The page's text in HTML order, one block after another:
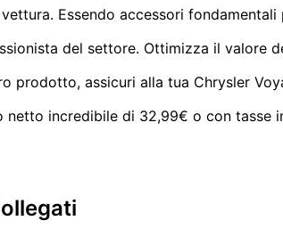
Essendo accessori
del settore. Ottimizza il valore
prodotto, assicuri alla tua Chrysler
netto incredibile di 32,99€ o con tasse